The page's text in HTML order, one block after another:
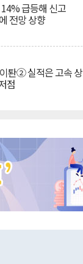
급등해 신고
전망 상향
퇀② 실적은 고속 상
점